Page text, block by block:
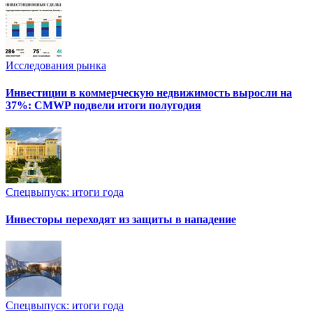
Исследования рынка
Инвестиции в коммерческую недвижимость выросли на
37%: CMWP подвели итоги полугодия
Спецвыпуск: итоги года
Инвесторы переходят из защиты в нападение
Спецвыпуск: итоги года